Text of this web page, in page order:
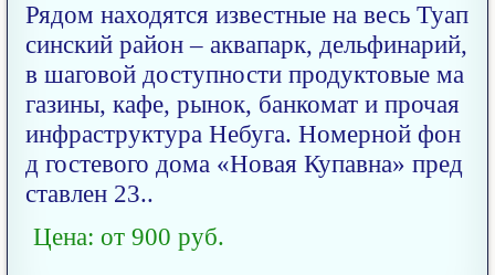
Рядом находятся известные на весь Туап
синский район – аквапарк, дельфинарий,
в шаговой доступности продуктовые ма
газины, кафе, рынок, банкомат и прочая
инфраструктура Небуга. Номерной фон
д гостевого дома «Новая Купавна» пред
ставлен 23..
Цена: от 900 руб.